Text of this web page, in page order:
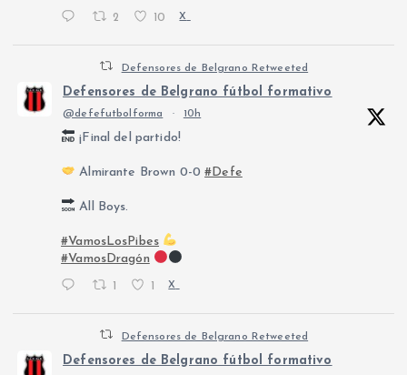
2 10 X
Defensores de Belgrano Retweeted
Defensores de Belgrano fútbol formativo
@defefutbolforma · 10h
¡Final del partido!
Almirante Brown 0-0#Defe
All Boys.
#VamosLosPibes
#VamosDragón
1 1 X
Defensores de Belgrano Retweeted
Defensores de Belgrano fútbol formativo